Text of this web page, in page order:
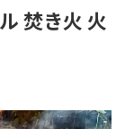
焚き火 火